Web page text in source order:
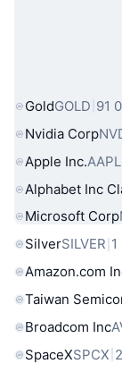
GoldGOLD 91
Nvidia Corp
Apple Inc.AAPL
Alphabet Inc
Microsoft Corp
SilverSILVER
Amazon.com
Taiwan
Broadcom Inc
SpaceXSPCX